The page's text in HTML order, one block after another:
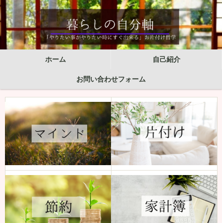
ホーム 自己紹介
お問い合わせフォーム